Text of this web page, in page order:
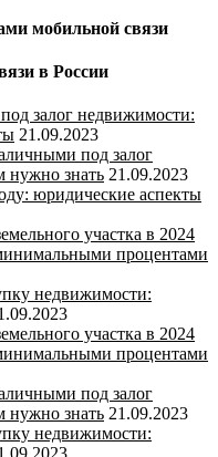
мобильной связи
в России
залог недвижимости:
21.09.2023
под залог
нужно знать 21.09.2023
юридические аспекты
участка в 2024
процентами
недвижимости:
участка в 2024
процентами
под залог
нужно знать 21.09.2023
недвижимости: